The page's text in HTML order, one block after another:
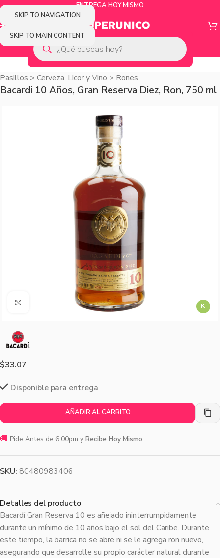
SKIP TO NAVIGATION
SKIP TO MAIN CONTENT
ENTREGA HOY MISMO
Pasillos > Cerveza, Licor y Vino > Rones
Bacardi 10 Años, Gran Reserva Diez, Ron, 750 ml
K
Agrandar imagen
$33.07
Disponible para entrega
AÑADIR AL CARRITO
🚚 Pide Antes de 6:00pm y Recibe Hoy Mismo
SKU: 80480983406
Detalles del producto
Bacardí Gran Reserva 10 es añejado ininterrumpidamente
durante un mínimo de 10 años bajo el sol del Caribe. Durante
este tiempo, la barrica no se abre ni se le agrega ron nuevo,
asegurando que desarrolle su propio carácter natural durante